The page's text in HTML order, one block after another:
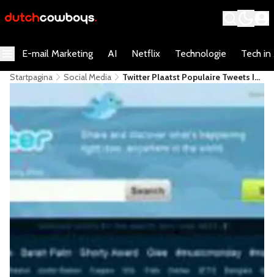
E-mail Marketing AI Netflix Technologie Tech in
Startpagina Social Media
Twitter Plaatst Populaire Tweets In